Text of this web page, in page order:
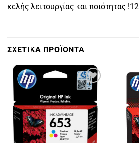
καλής λειτουργίας και ποιότητας !12
ΣΧΕΤΙΚΑ ΠΡΟΪΟΝΤΑ
Πρόσθήκη
επιθυμιών